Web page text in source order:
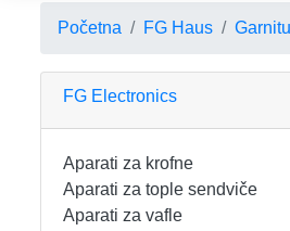
POČETNA
APARATI ZA KROFNE
FG HAUS
Početna FG Haus
FG Electronics
Aparati za krofne
Aparati za tople sendviče
Aparati za vafle